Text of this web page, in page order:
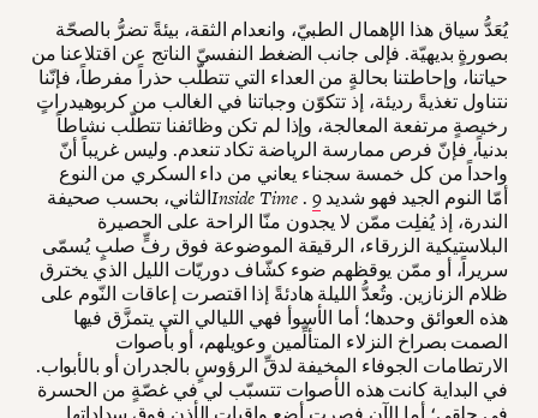
يُعَدُّ سياق هذا الإهمال الطبيّ، وانعدام الثقة، بيئةً تضرُّ بالصحّة
بصورةٍ بديهيّة. فإلى جانب الضغط النفسيّ الناتج عن اقتلاعنا من
حياتنا، وإحاطتنا بحالةٍ من العداء التي تتطلّب حذراً مفرطاً، فإنّنا
نتناول تغذيةً رديئة، إذ تتكوّن وجباتنا في الغالب من كربوهيدراتٍ
رخيصةٍ مرتفعة المعالجة، وإذا لم تكن وظائفنا تتطلّب نشاطاً
بدنياً، فإنّ فرص ممارسة الرياضة تكاد تنعدم. وليس غريباً أنّ
واحداً من كل خمسة سجناء يعاني من داء السكري من النوع
الثاني، بحسب صحيفةInside Time. 9أمّا النوم الجيد فهو شديد
الندرة، إذ يُفلِت ممّن لا يجدون منّا الراحة على الحصيرة
البلاستيكية الزرقاء، الرقيقة الموضوعة فوق رفٍّ صلبٍ يُسمّى
سريراً، أو ممّن يوقظهم ضوء كشّاف دوريّات الليل الذي يخترق
ظلام الزنازين. وتُعدُّ الليلة هادئةً إذا اقتصرت إعاقات النّوم على
هذه العوائق وحدها؛ أما الأسوأ فهي الليالي التي يتمزَّق فيها
الصمت بصراخ النزلاء المتألِّمين وعويلهم، أو بأصوات
الارتطامات الجوفاء المخيفة لدقِّ الرؤوسٍ بالجدران أو بالأبواب.
في البداية كانت هذه الأصوات تتسبّب لي في غصّةٍ من الحسرة